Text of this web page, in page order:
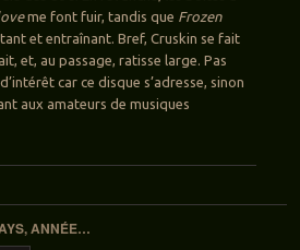
me font fuir, tandis que Frozen
et entraînant. Bref, Cruskin se fait
et, au passage, ratisse large. Pas
car ce disque s’adresse, sinon
aux amateurs de musiques
ANNÉE…